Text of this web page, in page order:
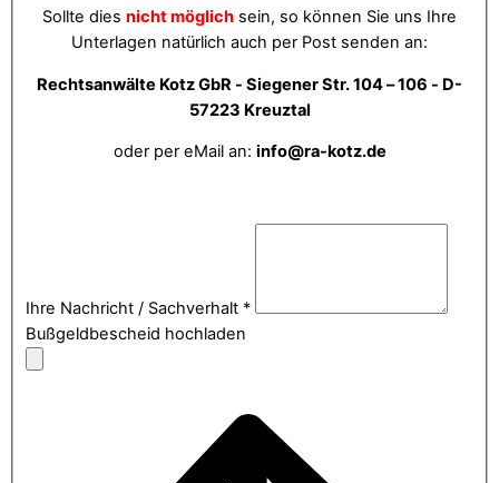
Sollte dies nicht möglich sein, so können Sie uns Ihre
Unterlagen natürlich auch per Post senden an:
Rechtsanwälte Kotz GbR - Siegener Str. 104 – 106 - D-
57223 Kreuztal
oder per eMail an: info@ra-kotz.de
Ihre Nachricht / Sachverhalt *
Bußgeldbescheid hochladen